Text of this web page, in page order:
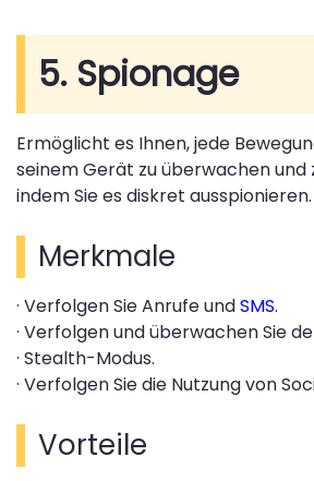
5. Spionage
Ermöglicht es Ihnen, jede
seinem Gerät zu überwachen und
indem Sie es diskret ausspionieren.
Merkmale
· Verfolgen Sie Anrufe undSMS.
· Verfolgen und überwachen Sie
· Stealth-Modus.
· Verfolgen Sie die Nutzung von
Vorteile